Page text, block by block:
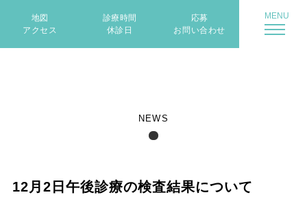
地図
アクセス
診療時間
休診日
応募
お問い合わせ
12月2日午後診療の検査結果について
NEWS